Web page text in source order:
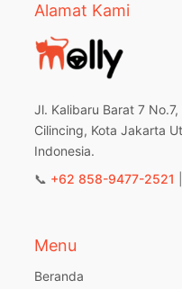
Alamat Kami
Jl. Kalibaru Barat 7 No.7,
Cilincing, Kota Jakarta
Indonesia.
📞 +62 858-9477-2521
Menu
Beranda